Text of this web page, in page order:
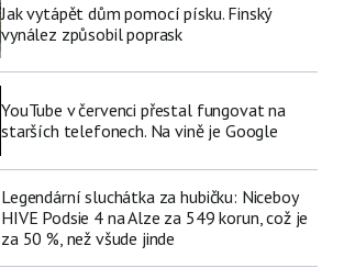
Jak vytápět dům pomocí písku. Finský
vynález způsobil poprask
YouTube v červenci přestal fungovat na
starších telefonech. Na vině je Google
Legendární sluchátka za hubičku: Niceboy
HIVE Podsie 4 na Alze za 549 korun, což je
za 50 %, než všude jinde